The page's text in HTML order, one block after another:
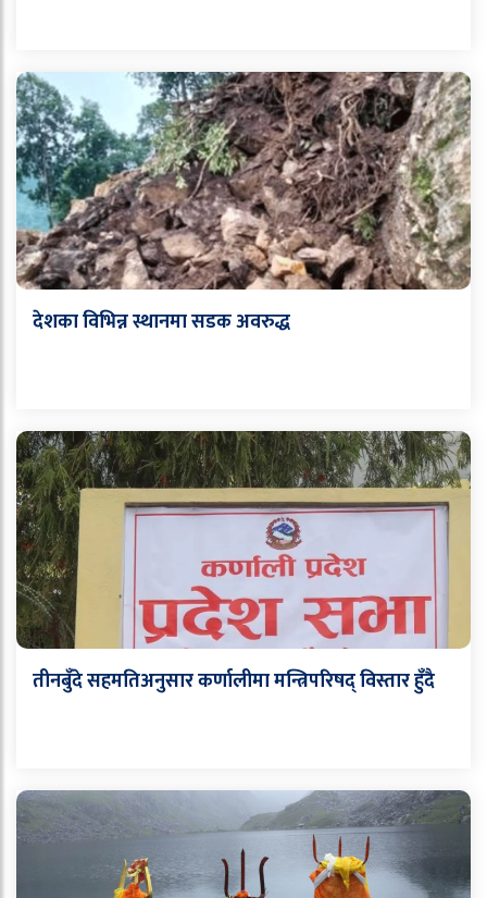
देशका विभिन्न स्थानमा सडक अवरुद्ध
तीनबुँदे सहमतिअनुसार कर्णालीमा मन्त्रिपरिषद् विस्तार हुँदै